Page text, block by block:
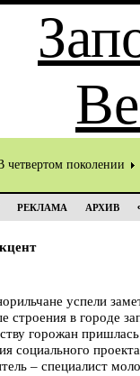
четвертом поколении
РЕКЛАМА АРХИВ
успели
строения в городе
горожан
социального
– специалист